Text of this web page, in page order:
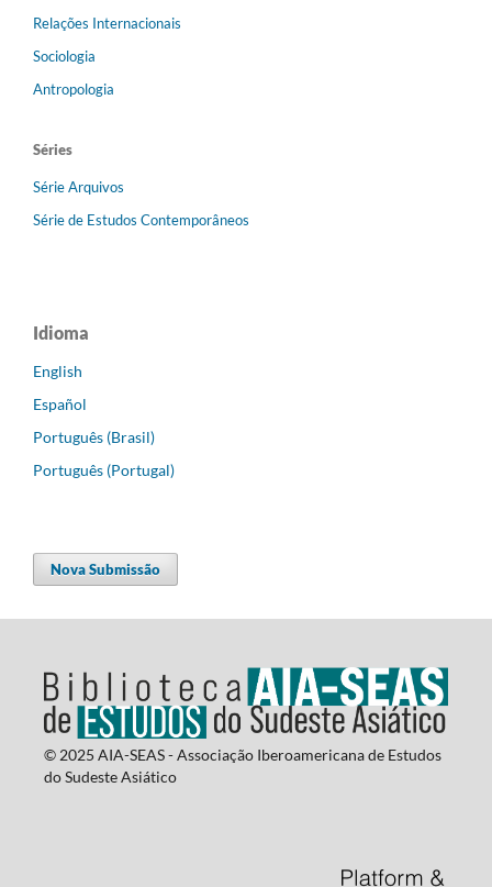
Relações Internacionais
Sociologia
Antropologia
Séries
Série Arquivos
Série de Estudos Contemporâneos
Idioma
English
Español
Português (Brasil)
Português (Portugal)
Nova Submissão
© 2025 AIA-SEAS - Associação Iberoamericana de Estudos
do Sudeste Asiático